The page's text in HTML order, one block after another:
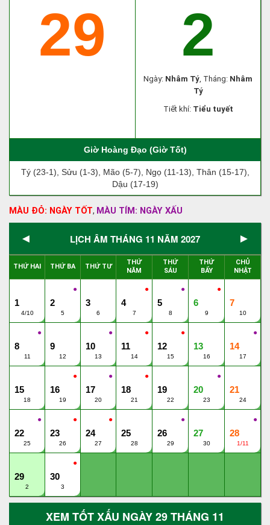
29 2
Ngày: Nhâm Tý, Tháng: Nhâm
Tý
Tiết khí: Tiểu tuyết
Giờ Hoàng Đạo (Giờ Tốt)
Tý (23-1), Sửu (1-3), Mão (5-7), Ngọ (11-13), Thân (15-17),
Dậu (17-19)
MÀU ĐỎ: NGÀY TỐT, MÀU TÍM: NGÀY XẤU
◄ LỊCH ÂM THÁNG 11 NĂM 2027 ►
THỨ HAI THỨ BA THỨ TƯ
THỨ
NĂM
THỨ
SÁU
THỨ
BẨY
CHỦ
NHẬT
1
4/10
●
2
5
3
6
●
4
7
●
5
8
●
6
9
7
10
●
8
11
9
12
●
10
13
●
11
14
●
12
15
13
16
●
14
17
15
18
●
16
19
●
17
20
●
18
21
19
22
●
20
23
21
24
●
22
25
●
23
26
●
24
27
25
28
●
26
29
27
30
●
28
1/11
29
2
●
30
3
XEM TỐT XẤU NGÀY 29 THÁNG 11